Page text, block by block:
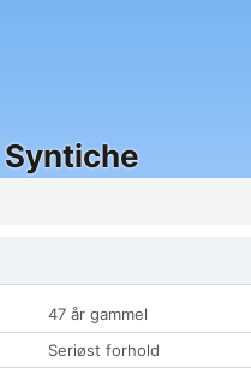
Syntiche
47 år gammel
Seriøst forhold